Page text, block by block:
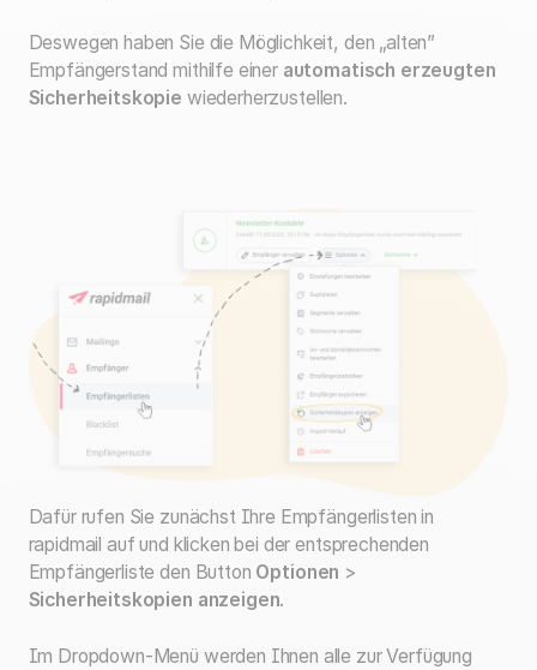
Deswegen haben Sie die Möglichkeit, den „alten”
Empfängerstand mithilfe einer automatisch erzeugten
Sicherheitskopie wiederherzustellen.
Dafür rufen Sie zunächst Ihre Empfängerlisten in
rapidmail auf und klicken bei der entsprechenden
Empfängerliste den Button Optionen >
Sicherheitskopien anzeigen.
Im Dropdown-Menü werden Ihnen alle zur Verfügung